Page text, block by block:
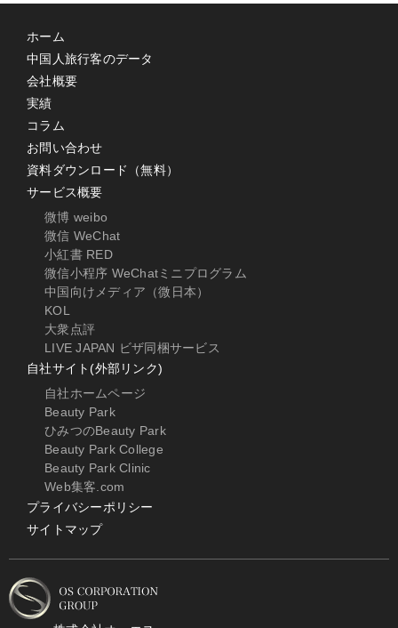
ホーム
中国人旅行客のデータ
会社概要
実績
コラム
お問い合わせ
資料ダウンロード（無料）
サービス概要
微博 weibo
微信 WeChat
小紅書 RED
微信小程序 WeChatミニプログラム
中国向けメディア（微日本）
KOL
大衆点評
LIVE JAPAN ビザ同梱サービス
自社サイト(外部リンク)
自社ホームページ
Beauty Park
ひみつのBeauty Park
Beauty Park College
Beauty Park Clinic
Web集客.com
プライバシーポリシー
サイトマップ